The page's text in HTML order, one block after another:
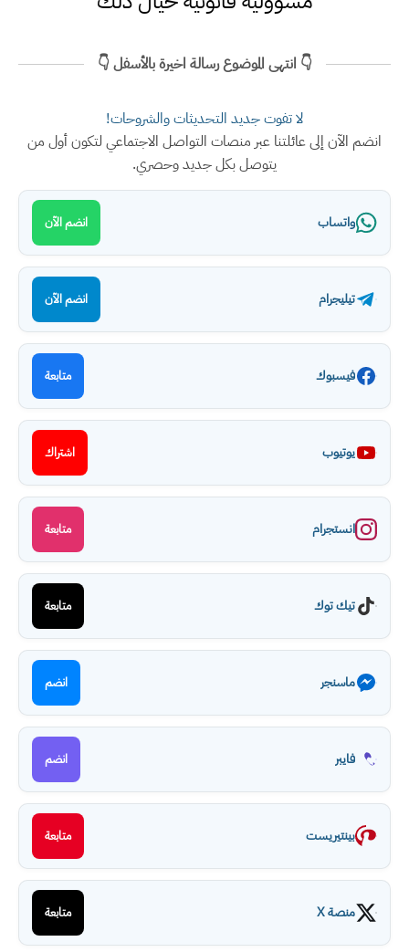
👇 انتهى الموضوع رسالة اخيرة بالأسفل 👇
لا تفوت جديد التحديثات والشروحات!
انضم الآن إلى عائلتنا عبر منصات التواصل الاجتماعي لتكون أول من
يتوصل بكل جديد وحصري.
واتساب انضم الآن
تيليجرام انضم الآن
فيسبوك متابعة
يوتيوب اشتراك
انستجرام متابعة
تيك توك متابعة
ماسنجر انضم
فايبر انضم
بينتيريست متابعة
منصة X متابعة